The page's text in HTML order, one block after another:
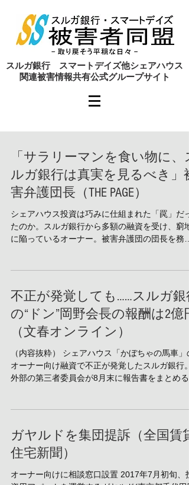
​スルガ銀行 スマートデイズ他シェアハウス
関連被害情報共有公式グループサイト
「サラリーマンを食い物に、
ルガ銀行は真実を見るべき」被
害弁護団長（THE PAGE）
シェアハウス投資は巧みに仕組まれた「罠」だっ
たのか。スルガ銀行から多額の融資を受け、窮地
に陥っているオーナー。被害弁護団の団長を務め
件、国際航業...
不正が発覚しても……スルガ銀
の“ドン”岡野会長の報酬は2億円
（文春オンライン）
（内容抜粋） シェアハウス「かぼちゃの馬車」
オーナー向け融資で不正が発覚したスルガ銀行。
外部の第三者委員会が8月末に報告書をまとめる
9...
ガヤルドを集団提訴（全国賃貸
住宅新聞）
オーナー向けに相談窓口設置 2017年7月初旬、投